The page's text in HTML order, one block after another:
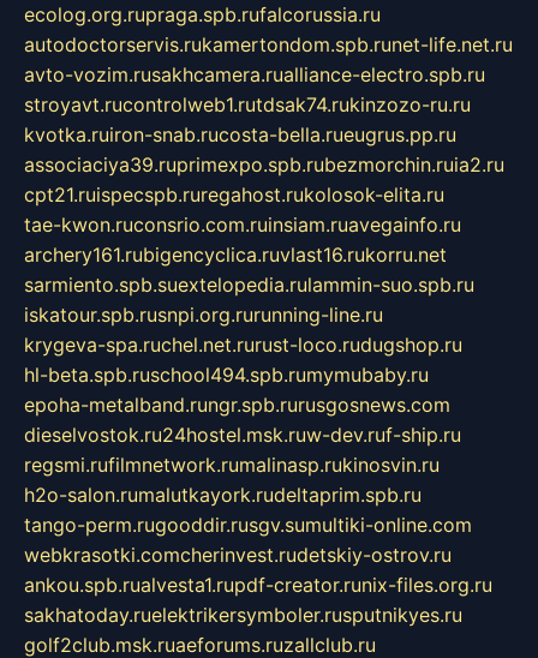
ecolog.org.rupraga.spb.rufalcorussia.ru
autodoctorservis.rukamertondom.spb.runet-life.net.ru
avto-vozim.rusakhcamera.rualliance-electro.spb.ru
stroyavt.rucontrolweb1.rutdsak74.rukinzozo-ru.ru
kvotka.ruiron-snab.rucosta-bella.rueugrus.pp.ru
associaciya39.ruprimexpo.spb.rubezmorchin.ruia2.ru
cpt21.ruispecspb.ruregahost.rukolosok-elita.ru
tae-kwon.ruconsrio.com.ruinsiam.ruavegainfo.ru
archery161.rubigencyclica.ruvlast16.rukorru.net
sarmiento.spb.suextelopedia.rulammin-suo.spb.ru
iskatour.spb.rusnpi.org.rurunning-line.ru
krygeva-spa.ruchel.net.rurust-loco.rudugshop.ru
hl-beta.spb.ruschool494.spb.rumymubaby.ru
epoha-metalband.rungr.spb.rurusgosnews.com
dieselvostok.ru24hostel.msk.ruw-dev.ruf-ship.ru
regsmi.rufilmnetwork.rumalinasp.rukinosvin.ru
h2o-salon.rumalutkayork.rudeltaprim.spb.ru
tango-perm.rugooddir.rusgv.sumultiki-online.com
webkrasotki.comcherinvest.rudetskiy-ostrov.ru
ankou.spb.rualvesta1.rupdf-creator.runix-files.org.ru
sakhatoday.ruelektrikersymboler.rusputnikyes.ru
golf2club.msk.ruaeforums.ruzallclub.ru